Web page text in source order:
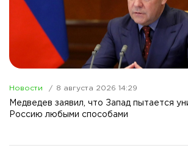
Новости 8 августа 2026 14:29
Медведев заявил, что Запад пытается
Россию любыми способами